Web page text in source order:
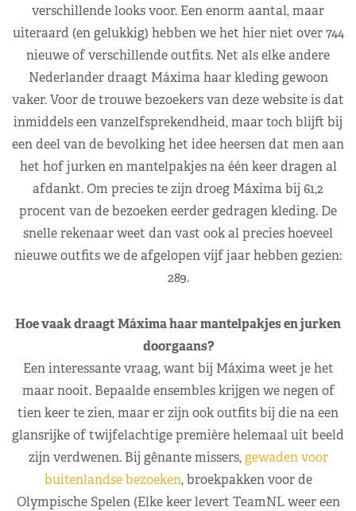
verschillende looks voor. Een enorm aantal, maar
uiteraard (en gelukkig) hebben we het hier niet over 744
nieuwe of verschillende outfits. Net als elke andere
Nederlander draagt Máxima haar kleding gewoon
vaker. Voor de trouwe bezoekers van deze website is dat
inmiddels een vanzelfsprekendheid, maar toch blijft bij
een deel van de bevolking het idee heersen dat men aan
het hof jurken en mantelpakjes na één keer dragen al
afdankt. Om precies te zijn droeg Máxima bij 61,2
procent van de bezoeken eerder gedragen kleding. De
snelle rekenaar weet dan vast ook al precies hoeveel
nieuwe outfits we de afgelopen vijf jaar hebben gezien:
289.
Hoe vaak draagt Máxima haar mantelpakjes en jurken
doorgaans?
Een interessante vraag, want bij Máxima weet je het
maar nooit. Bepaalde ensembles krijgen we negen of
tien keer te zien, maar er zijn ook outfits bij die na een
glansrijke of twijfelachtige première helemaal uit beeld
zijn verdwenen. Bij gênante missers, gewaden voor
buitenlandse bezoeken, broekpakken voor de
Olympische Spelen (Elke keer levert TeamNL weer een